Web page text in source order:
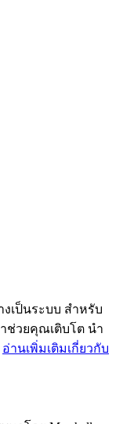
เป็นระบบ สำหรับ
วยคุณเติบโต นำ
อ่านเพิ่มเติมเกี่ยวกับ